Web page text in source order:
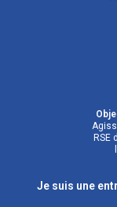
RSE
Je suis une